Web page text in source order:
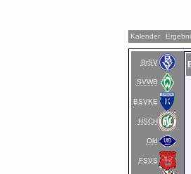
Kalender
BrSV
SVWB
BSVKE
HSCH
Old
FSVS